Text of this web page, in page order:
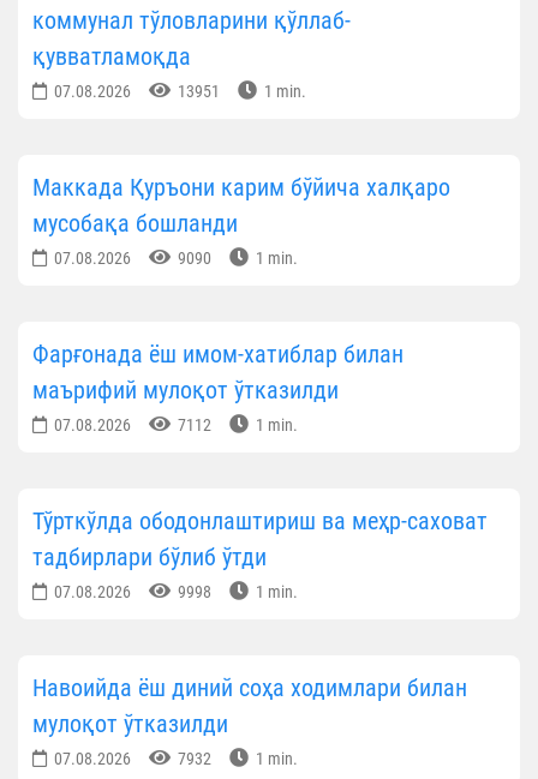
коммунал тўловларини қўллаб-
қувватламоқда
07.08.2026 13951 1 min.
Маккада Қуръони карим бўйича халқаро
мусобақа бошланди
07.08.2026 9090 1 min.
Фарғонада ёш имом-хатиблар билан
маърифий мулоқот ўтказилди
07.08.2026 7112 1 min.
Тўрткўлда ободонлаштириш ва меҳр-саховат
тадбирлари бўлиб ўтди
07.08.2026 9998 1 min.
Навоийда ёш диний соҳа ходимлари билан
мулоқот ўтказилди
07.08.2026 7932 1 min.